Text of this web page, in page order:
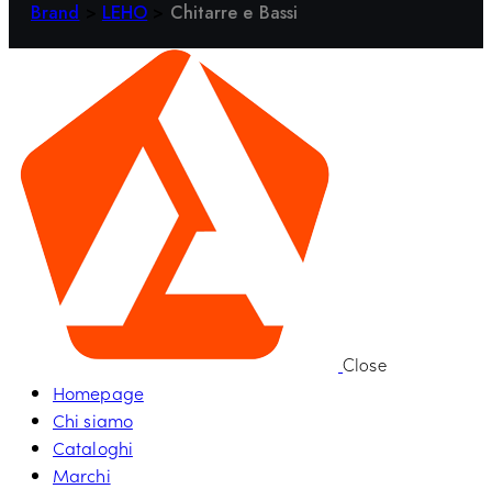
Brand LEHO Chitarre e Bassi
Close
Homepage
Chi siamo
Cataloghi
Marchi